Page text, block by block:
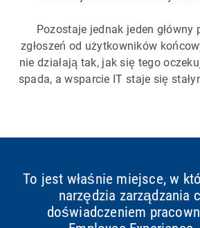
Pozostaje jednak jeden główny
zgłoszeń od użytkowników
nie działają tak, jak się tego
spada, a wsparcie IT staje się
To jest właśnie miejsce, w
narzędzia zarządzania
doświadczeniem